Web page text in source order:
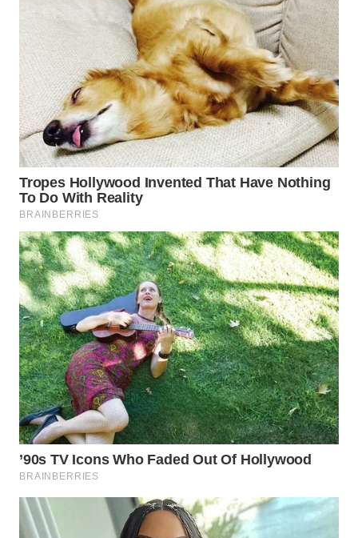
PAKPAK
WN
KARAWANG
WN
BEKASI
WN
BOGOR
WN
DEPOK
WN
TAPANULI
UTARA
WN
SAMOSIR
WN
PADANG
WN